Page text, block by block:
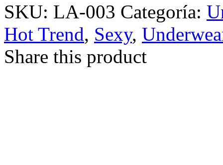
SKU: LA-003 Categoría:
Hot Trend, Sexy,
Share this product